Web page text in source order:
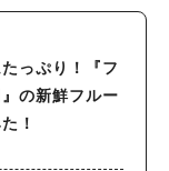
っぷり！『フ
の新鮮フルー
！